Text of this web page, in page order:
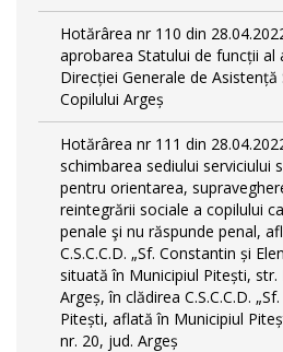
Hotărârea nr 110 din
aprobarea Statului de funcții al
Direcției Generale de
Copilului Argeș
Hotărârea nr 111 din
schimbarea sediului serviciului
pentru orientarea,
reintegrării sociale a copilului
penale şi nu răspunde penal,
C.S.C.C.D. „Sf. Constantin și
situată în Municipiul Pitești, str.
Argeș, în clădirea C.S.C.C.D.
Pitești, aflată în Municipiul
nr. 20, jud. Argeș